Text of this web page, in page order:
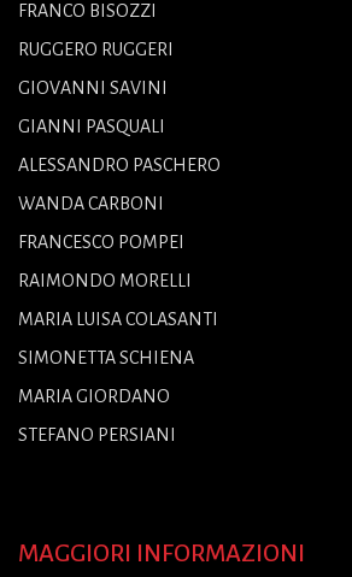
FRANCO BISOZZI
RUGGERO RUGGERI
GIOVANNI SAVINI
GIANNI PASQUALI
ALESSANDRO PASCHERO
WANDA CARBONI
FRANCESCO POMPEI
RAIMONDO MORELLI
MARIA LUISA COLASANTI
SIMONETTA SCHIENA
MARIA GIORDANO
STEFANO PERSIANI
MAGGIORI INFORMAZIONI